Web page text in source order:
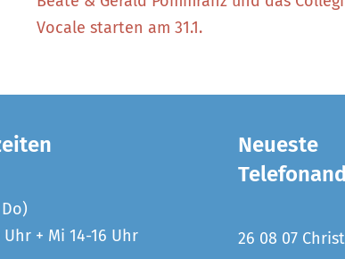
Vocale starten am 31.1.
+ Mi 14-16 Uhr
Neueste
26 08 07